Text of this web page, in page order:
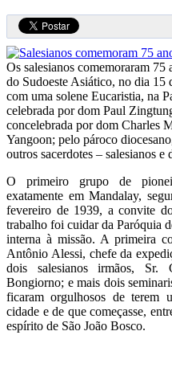
Os salesianos comemoraram 75
do Sudoeste Asiático, no dia 15
com uma solene Eucaristia, na
celebrada por dom Paul
concelebrada por dom Charles
Yangoon; pelo pároco
outros sacerdotes – salesianos e
O primeiro grupo de
exatamente em Mandalay,
fevereiro de 1939, a convite
trabalho foi cuidar da Paróquia
interna à missão. A primeira
Antônio Alessi, chefe da
dois salesianos irmãos,
Bongiorno; e mais dois
ficaram orgulhosos de terem
cidade e de que começasse,
espírito de São João Bosco.